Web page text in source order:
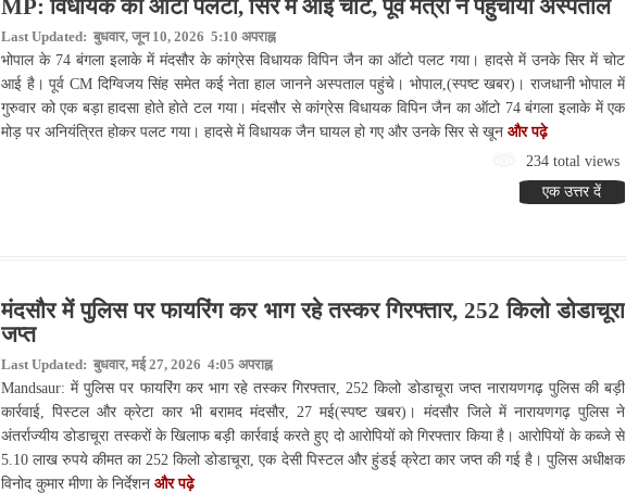
MP: विधायक का ऑटो पलटा, सिर में आई चोट, पूर्व मंत्री ने पहुंचाया अस्पताल
Last Updated: बुधवार, जून 10, 2026 5:10 अपराह्न
भोपाल के 74 बंगला इलाके में मंदसौर के कांग्रेस विधायक विपिन जैन का ऑटो पलट गया। हादसे में उनके सिर में चोट
आई है। पूर्व CM दिग्विजय सिंह समेत कई नेता हाल जानने अस्पताल पहुंचे। भोपाल,(स्पष्ट खबर)। राजधानी भोपाल में
गुरुवार को एक बड़ा हादसा होते होते टल गया। मंदसौर से कांग्रेस विधायक विपिन जैन का ऑटो 74 बंगला इलाके में एक
मोड़ पर अनियंत्रित होकर पलट गया। हादसे में विधायक जैन घायल हो गए और उनके सिर से खून और पढ़े
234 total views
एक उत्तर दें
मंदसौर में पुलिस पर फायरिंग कर भाग रहे तस्कर गिरफ्तार, 252 किलो डोडाचूरा
जप्त
Last Updated: बुधवार, मई 27, 2026 4:05 अपराह्न
Mandsaur: में पुलिस पर फायरिंग कर भाग रहे तस्कर गिरफ्तार, 252 किलो डोडाचूरा जप्त नारायणगढ़ पुलिस की बड़ी
कार्रवाई, पिस्टल और क्रेटा कार भी बरामद मंदसौर, 27 मई(स्पष्ट खबर)। मंदसौर जिले में नारायणगढ़ पुलिस ने
अंतर्राज्यीय डोडाचूरा तस्करों के खिलाफ बड़ी कार्रवाई करते हुए दो आरोपियों को गिरफ्तार किया है। आरोपियों के कब्जे से
5.10 लाख रुपये कीमत का 252 किलो डोडाचूरा, एक देसी पिस्टल और हुंडई क्रेटा कार जप्त की गई है। पुलिस अधीक्षक
विनोद कुमार मीणा के निर्देशन और पढ़े